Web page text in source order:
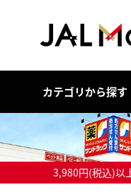
カテゴリから探す
3,980円(税込)以